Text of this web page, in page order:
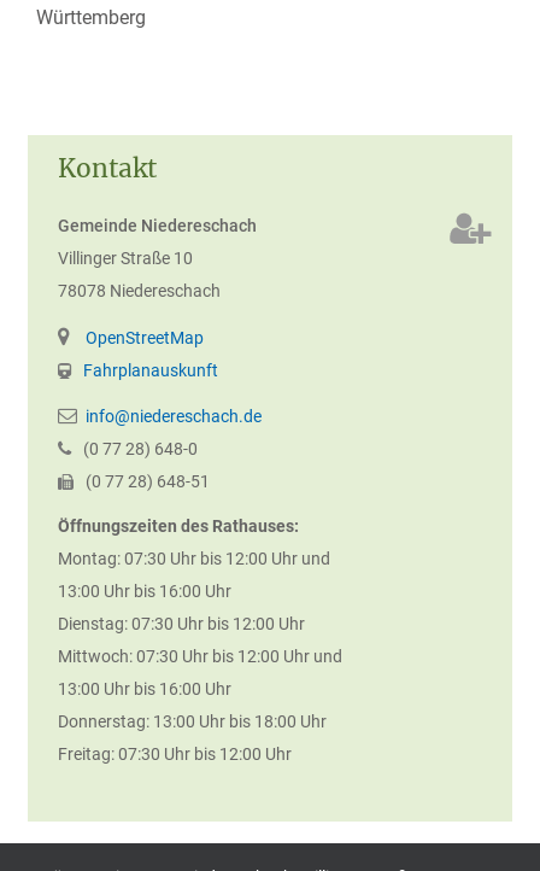
Kontakt
Gemeinde Niedereschach
Villinger Straße 10
78078 Niedereschach
OpenStreetMap
Fahrplanauskunft
info@niedereschach.de
(0 7728) 648-0
(0 7728) 648-51
Öffnungszeiten des Rathauses:
Montag: 07:30 Uhr bis 12:00 Uhr und
13:00 Uhr bis 16:00 Uhr
Dienstag: 07:30 Uhr bis 12:00 Uhr
Mittwoch: 07:30 Uhr bis 12:00 Uhr und
13:00 Uhr bis 16:00 Uhr
Donnerstag: 13:00 Uhr bis 18:00 Uhr
Freitag: 07:30 Uhr bis 12:00 Uhr
Württemberg